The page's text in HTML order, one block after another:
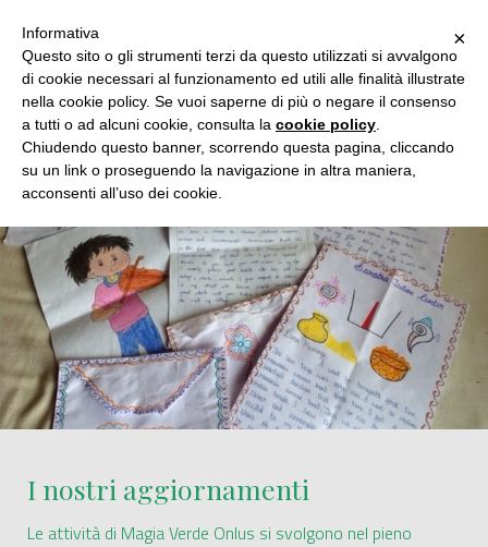
I nostri aggiornamenti
Le attività di Magia Verde Onlus si svolgono nel pieno
×
Informativa
Questo sito o gli strumenti terzi da questo utilizzati si avvalgono
di cookie necessari al funzionamento ed utili alle finalità illustrate
nella cookie policy. Se vuoi saperne di più o negare il consenso
a tutti o ad alcuni cookie, consulta la cookie policy
Chiudendo questo banner, scorrendo questa pagina, cliccando
su un link o proseguendo la navigazione in altra maniera,
acconsenti all’uso dei cookie.